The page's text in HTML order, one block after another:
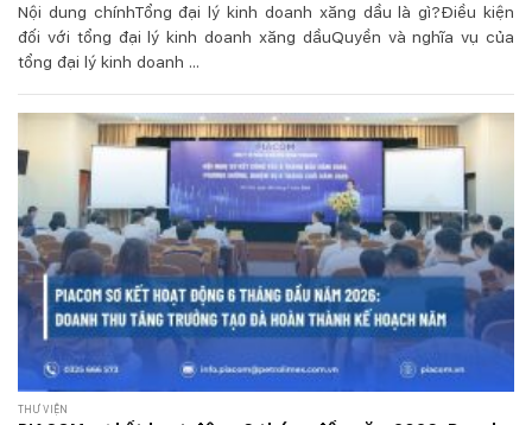
Nội dung chínhTổng đại lý kinh doanh xăng dầu là gì?Điều kiện
đối với tổng đại lý kinh doanh xăng dầuQuyền và nghĩa vụ của
tổng đại lý kinh doanh ...
THƯ VIỆN